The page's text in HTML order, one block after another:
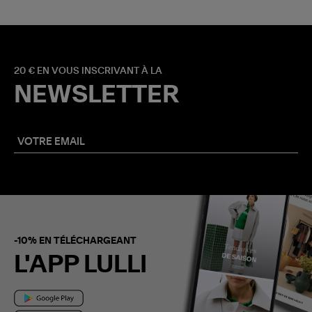
20 € EN VOUS INSCRIVANT À LA
NEWSLETTER
-10% EN TÉLÉCHARGEANT
L'APP LULLI